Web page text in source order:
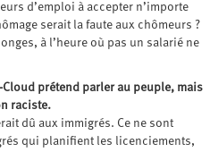
d’emploi à accepter n’importe
serait la faute aux chômeurs ?
à l’heure où pas un salarié ne
prétend parler au peuple, mais
raciste.
dû aux immigrés. Ce ne sont
qui planifient les licenciements,